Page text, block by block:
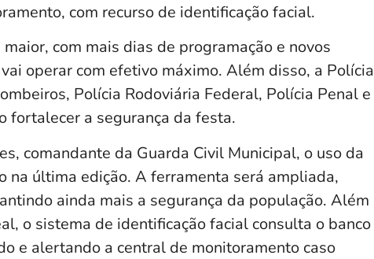
com recurso de identificação facial.
maior, com mais dias de programação e novos
operar com efetivo máximo. Além disso, a Polícia
Polícia Rodoviária Federal, Polícia Penal e
fortalecer a segurança da festa.
comandante da Guarda Civil Municipal, o uso da
na última edição. A ferramenta será ampliada,
ainda mais a segurança da população. Além
o sistema de identificação facial consulta o banco
e alertando a central de monitoramento caso